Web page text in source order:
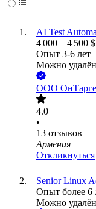
AI Test
4 000 – 4 500 $
Опыт 3-6 лет
Можно
ООО
4.0
•
13 отзывов
Армения
Откликнуться
Senior Linux
Опыт более 6
Можно